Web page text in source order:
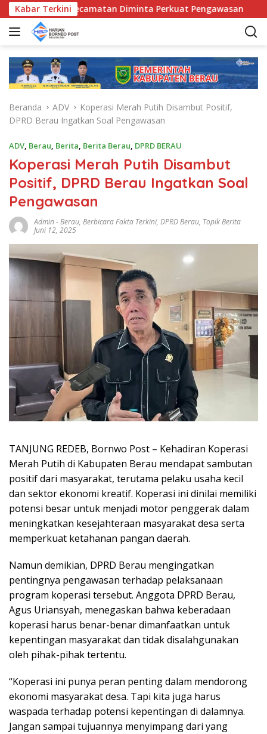
a
Kabar Terkini
Bunda Kecamatan Diminta Perkuat Pengawasan
Beranda ADV
Koperasi Merah Putih Disambut Positif,
DPRD Berau Ingatkan Soal Pengawasan
ADV, Berau, Berita, Berita Berau, DPRD BERAU
Koperasi Merah Putih Disambut
Positif, DPRD Berau Ingatkan Soal
Pengawasan
Admin-Berau, Berbicara Fakta Terkini, DPRD Berau, Topik Berita
Juni 12, 2025
TANJUNG REDEB, Bornwo Post – Kehadiran Koperasi
Merah Putih di Kabupaten Berau mendapat sambutan
positif dari masyarakat, terutama pelaku usaha kecil
dan sektor ekonomi kreatif. Koperasi ini dinilai memiliki
potensi besar untuk menjadi motor penggerak dalam
meningkatkan kesejahteraan masyarakat desa serta
memperkuat ketahanan pangan daerah.
Namun demikian, DPRD Berau mengingatkan
pentingnya pengawasan terhadap pelaksanaan
program koperasi tersebut. Anggota DPRD Berau,
Agus Uriansyah, menegaskan bahwa keberadaan
koperasi harus benar-benar dimanfaatkan untuk
kepentingan masyarakat dan tidak disalahgunakan
oleh pihak-pihak tertentu.
“Koperasi ini punya peran penting dalam mendorong
ekonomi masyarakat desa. Tapi kita juga harus
waspada terhadap potensi kepentingan di dalamnya.
Jangan sampai tujuannya menyimpang dari yang